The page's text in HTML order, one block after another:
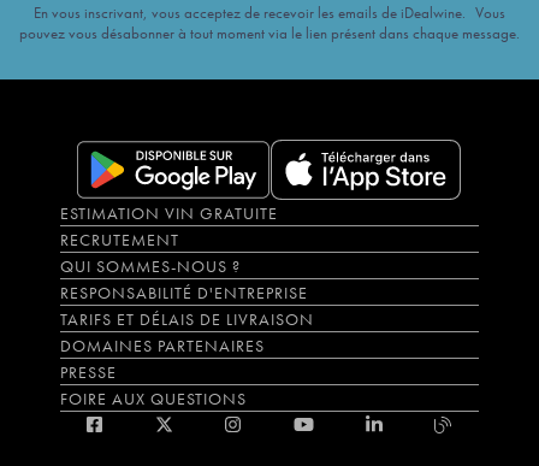
En vous inscrivant, vous acceptez de recevoir les emails de iDealwine. Vous
pouvez vous désabonner à tout moment via le lien présent dans chaque message.
ESTIMATION VIN GRATUITE
RECRUTEMENT
QUI SOMMES-NOUS ?
RESPONSABILITÉ D'ENTREPRISE
TARIFS ET DÉLAIS DE LIVRAISON
DOMAINES PARTENAIRES
PRESSE
FOIRE AUX QUESTIONS